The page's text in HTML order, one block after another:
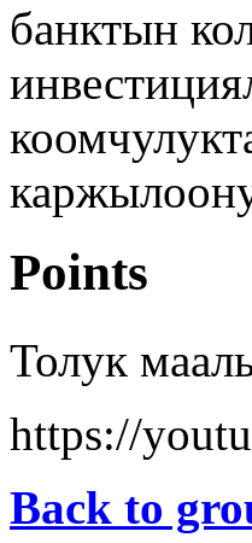
банктын
Points
Толук
https://
Back to